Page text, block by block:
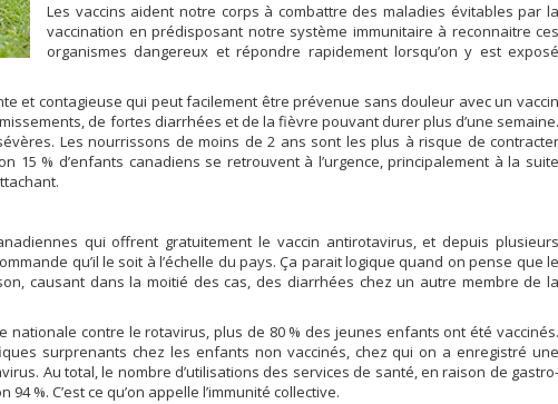
Les vaccins aident notre corps à combattre des maladies évitables par la
vaccination en prédisposant notre système immunitaire à reconnaitre ces
organismes dangereux et répondre rapidement lorsqu’on y est exposé
et contagieuse qui peut facilement être prévenue sans douleur avec un vaccin
de fortes diarrhées et de la fièvre pouvant durer plus d’une semaine.
Les nourrissons de moins de 2 ans sont les plus à risque de contracter
15 % d’enfants canadiens se retrouvent à l’urgence, principalement à la suite
qui offrent gratuitement le vaccin antirotavirus, et depuis plusieurs
qu’il le soit à l’échelle du pays. Ça parait logique quand on pense que le
causant dans la moitié des cas, des diarrhées chez un autre membre de la
nationale contre le rotavirus, plus de 80 % des jeunes enfants ont été vaccinés.
surprenants chez les enfants non vaccinés, chez qui on a enregistré une
Au total, le nombre d’utilisations des services de santé, en raison de gastro-
%. C’est ce qu’on appelle l’immunité collective.